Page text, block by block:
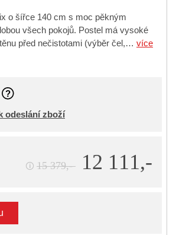
o šířce 140 cm s moc pěkným
všech pokojů. Postel má vysoké
před nečistotami (výběr čel,… více
odeslání zboží
🛈 15 379,- 12 111,-